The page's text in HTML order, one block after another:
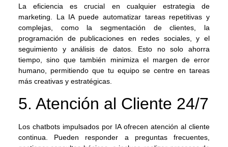
La eficiencia es crucial en cualquier estrategia de
marketing. La IA puede automatizar tareas repetitivas y
complejas, como la segmentación de clientes, la
programación de publicaciones en redes sociales, y el
seguimiento y análisis de datos. Esto no solo ahorra
tiempo, sino que también minimiza el margen de error
humano, permitiendo que tu equipo se centre en tareas
más creativas y estratégicas.
5. Atención al Cliente 24/7
Los chatbots impulsados por IA ofrecen atención al cliente
continua. Pueden responder a preguntas frecuentes,